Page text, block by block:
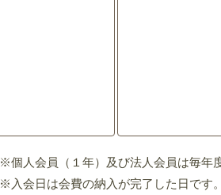
※個人会員（１年）及び法人会員は毎年
※入会日は会費の納入が完了した日です。